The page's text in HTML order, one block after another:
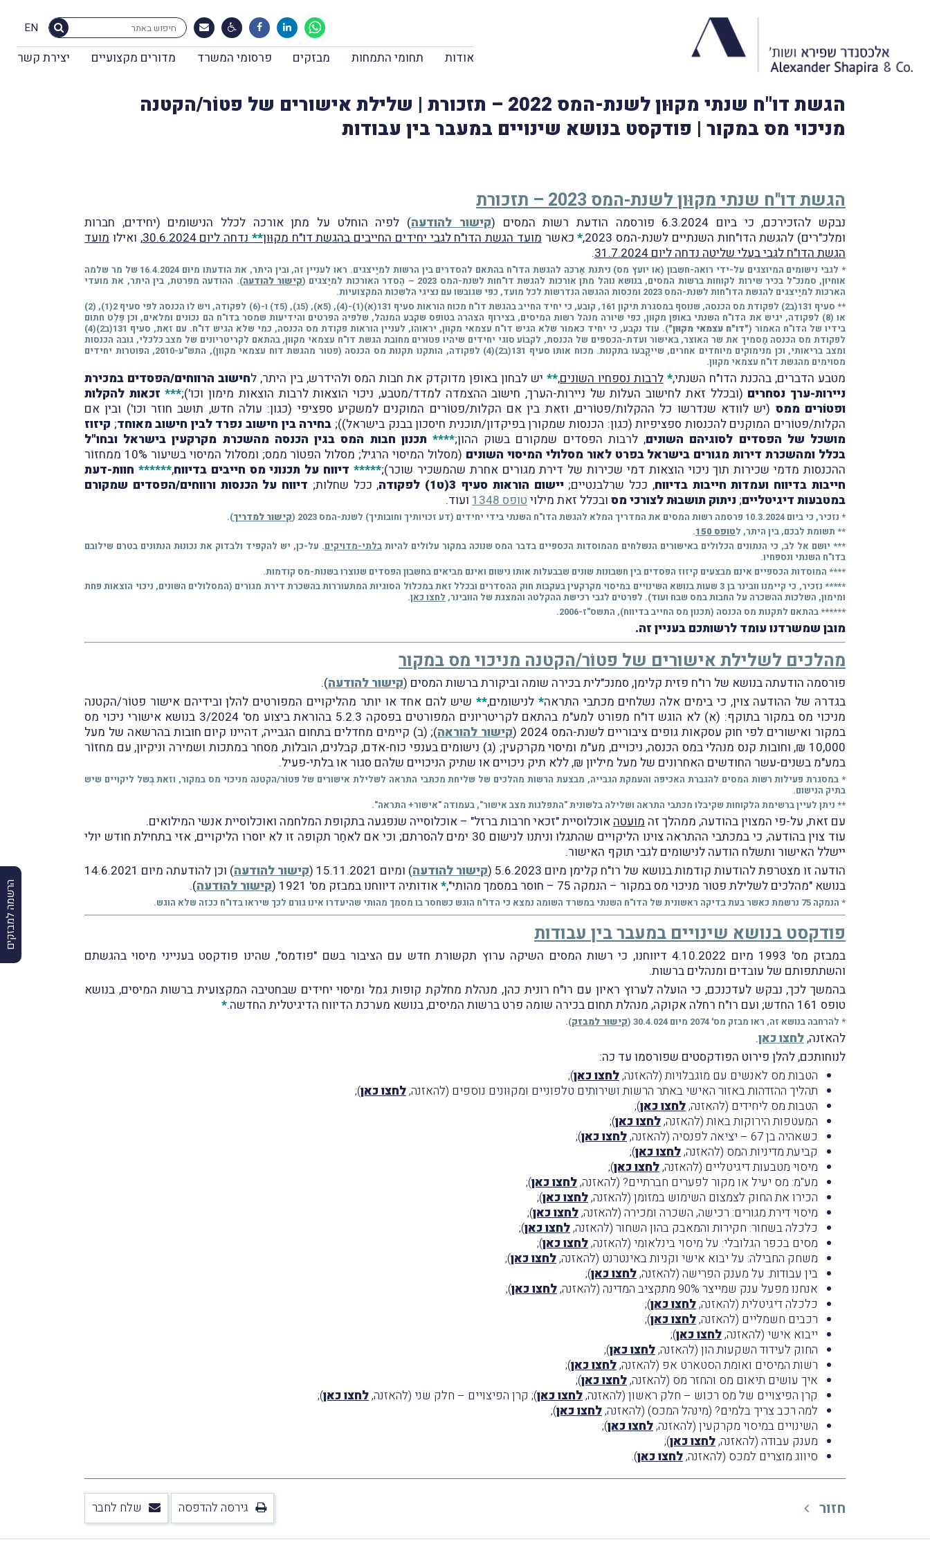
EN
אודות תחומי התמחות מבזקים פרסומי המשרד מדורים מקצועיים יצירת קשר
הרשמה למבזקים
הגשת דו"ח שנתי מקוּון לשנת-המס 2022 – תזכורת | שלילת אישורים של פטוֹר/הקטנה
מניכוי מס במקור | פודקסט בנושא שינויים במעבר בין עבודות
הגשת דו"ח שנתי מקוּון לשנת-המס 2023 – תזכורת
נבקש להזכירכם, כי ביום 6.3.2024 פורסמה הודעת רשות המסים ( קישור להודעה) לפיה הוחלט על מתן אורכה לכלל הנישומים (יחידים, חברות
ומלכ"רים) להגשת הדו"חות השנתיים לשנת-המס 2023,
*כאשר מועד הגשת הדו"ח לגבי יחידים החייבים בהגשת דו"ח מקוּון** נדחה ליום 30.6.2024 , ואילו מועד
הגשת הדו"ח לגבי בעלי שליטה נדחה ליום 31.7.2024
.
* לגבי נישומים המיוצגים על-ידי רואה-חשבון (או יועץ מס) ניתנת אַרכּה להגשת הדו"ח בהתאם להסדרים בין הרשות למיַיצגים. ראו לעניין זה, ובין היתר, את הודעתו מיום 16.4.2024 של מר שלמה
אוחיון, סמנכ"ל בכיר שירות לקוחות ברשות המסים, בנושא נוהל מתן אורכות להגשת דו"חות לשנת-המס 2023 – הֶסדר האורכות למיַצגים (
קישור להודעה). ההודעה מפרטת, בין היתר, את מועדי
הארכּות למיַיצגים להגשת הדו"חות לשנת-המס 2023 ומכסות ההגשה הנדרשות לכל מועד, כפי שגובשו עם נציגי הלשכות המקצועיות.
** סעיף 131(ב2) לפקודת מס הכנסה, שנוסף במסגרת תיקון 161, קובע, כי יחיד החייב בהגשת דו"ח מכוח הוראות סעיף 131(א)(1)-(4), (5א), (5ג), (5ד) ו-(6) לפקודה, ויש לו הכנסה לפי סעיף 2(1), (2)
או (8) לפקודה, יגיש את הדו"ח השנתי באופן מקוּון, כפי שיורה מנהל רשות המיסים, בצירוף הצהרה בטופס שקבע המנהל, שלפיה הפרטים והידיעות שמסר בדו"ח הם נכונים ומלאים, וכן פֶּלֶט חתום
בידיו של הדו"ח האמור ("דו"ח עצמאי מקוּון"). עוד נקבע, כי יחיד כאמור שלא הגיש דו"ח עצמאי מקוּון, יראוהו, לעניין הוראות פקודת מס הכנסה, כמי שלא הגיש דו"ח. עם זאת,
סעיף 131(ב2)(4)
לפקודת מס הכנסה מַסמיך את שר האוצר, באישור ועדת-הכספים של הכנסת, לקבוֹע סוגי יחידים שיהיו פטוּרים מחובת הגשת דו"ח עצמאי מקוּון, בהתאם לקריטריונים של מצב כלכלי, גובה הכנסות
ומצב בריאותי, וכן מנימוקים מיוחדים אחרים, שייקָבעו בתקנות. מכוח אותו סעיף 131(ב2)(4) לפקודה, הותקנו תקנות מס הכנסה (פטור מהגשת דוח עצמאי מקוון), התש"ע-2010, הפוטרות יחידים
מסוימים מהגשת דו"ח עצמאי מקוּון.
מטבע הדברים, בהכנת הדו"ח השנתי,* לרבות נספחיו השונים,
** יש לבחון באופן מדוקדק את חבות המס ולהידרש, בין היתר, לחישוב הרווחים/הפסדים במכירת
ניירות-ערך נסחרים (ובכלל זאת לחישוב העלות של ניירות-הערך, חישוב ההצמדה למדד/מטבע, ניכוי הוצאות לרבות הוצאות מימון וכו');*** זכאות להקלות
ופטוֹרים ממס (יש לוודא שנדרשו כל ההקלות/פטוֹרים, וזאת בין אם הקלות/פטוֹרים המוקנים למשקיע ספציפי (כגון: עולה חדש, תושב חוזר וכו') ובין אם
הקלות/פטוֹרים המוקנים להכנסות ספציפיות (כגון: הכנסות שמקורן בפיקדון/תוכנית חיסכון בבנק בישראל)); בחירה בין חישוב נפרד לבין חישוב מאוחד; קיזוז
מושכל של הפסדים לסוגיהם השונים, לרבות הפסדים שמקורם בשוק ההון;**** תכנון חבות המס בגין הכנסה מהשכרת מקרקעין בישראל ובחו"ל
בכלל ומהשכרת דירות מגורים בישראל בפרט לאור מסלולי המיסוי השונים
(מסלול המיסוי הרגיל; מסלול הפטוֹר ממס; ומסלול המיסוי בשיעור 10% ממחזוֹר
ההכנסות מדמי שכירות תוך ניכוי הוצאות דמי שכירות של דירת מגורים אחרת שהמשכיר שוכר);***** דיווח על תכנוני מס חייבים בדיווח,
****** חוות-דעת
חייבות בדיווח ועמדות חייבות בדיווח, ככל שרלבנטיים;יישום הוראות סעיף 3(ט1) לפקודה , ככל שחלות; דיווח על הכנסות ורווחים/הפסדים שמקורם
במטבעות דיגיטליים; ניתוק תושבוּת לצורכי מס ובכלל זאת מילוי טופס 1348 ועוד.
* נזכיר, כי ביום 10.3.2024 פרסמה רשות המסים את המדריך המלא להגשת הדו"ח השנתי בידי יחידים (דע זכויותיך וחובותיך) לשנת-המס 2023 ( קישור למדריך).
** תשומת לבכם, בין היתר, לטופס 150
.
*** יושם אל לב, כי הנתונים הכלולים באישורים הנשלחים מהמוסדות הכספיים בדבר המס שנוכה במקור עלולים להיותבלתי-מדויקים. על-כן, יש להקפיד ולבדוק את נכונוּת הנתונים בטרם שילובם
בדו"ח השנתי ונספחיו.
**** המוסדות הכספיים אינם מבצעים קיזוז הפסדים בין חשבונות שונים שבבעלות אותו נישום ואינם מביאים בחשבון הפסדים שנוצרו בשנות-מס קודמות.
***** נזכיר, כי קיימנו וובינר בן 3 שעות בנושא השינויים במיסוי מקרקעין בעקבות חוק ההסדרים ובכלל זאת במכלול הסוגיות המתעוררות בהשכרת דירת מגורים (המסלולים השונים, ניכוי הוצאות פחת
ומימון, השלכות ההשכרה על החבות במס שבח ועוד). לפרטים לגבי רכישת ההקלטה והמצגת של הוובינר, לחצו כאן.
****** בהתאם לתקנות מס הכנסה (תכנון מס החייב בדיווח), התשס"ז-2006.
מובן שמשרדנו עומד לרשותכם בעניין זה.
מהלכים לשלילת אישורים של פטוֹר/הקטנה מניכוי מס במקור
פורסמה הודעתה בנושא של רו"ח פזית קלימן, סמנכ"לית בכירה שומה וביקורת ברשות המסים (קישור להודעה).
בגדרהּ של ההודעה צוין, כי בימים אלה נשלחים מכתבי התראה* לנישומים,** שיש להם אחד או יותר מהליקויים המפורטים להלן ובידיהם אישור פטוֹר/הקטנה
מניכוי מס במקור בתוקף: (א) לא הוגש דו"ח מפורט למע"מ בהתאם לקריטריונים המפורטים בפסקה 5.2.3 בהוראת ביצוע מס' 3/2024 בנושא אישורי ניכוי מס
במקור ואישורים לפי חוק עסקאות גופים ציבוריים לשנת-המס 2024 (
קישור להוראה); (ב) קיימים מחדלים בתחום הגבייה, דהיינו קיום חובות בהרשאה של מעל
10,000 ₪, וחובות קנס מנהלי במס הכנסה, ניכויים, מע"מ ומיסוי מקרקעין; (ג) נישומים בענפי כוח-אדם, קבלנים, הובלות, מסחר במתכות ושמירה וניקיון, עם מחזוֹר
במע"מ בשנים-עשר החודשים האחרונים של מעל מיליון ₪, ללא תיק ניכויים או שתיק הניכויים שלהם סגור או בלתי-פעיל.
* במסגרת פעילות רשות המסים להגברת האכיפה והעמקת הגבייה, מבצעת הרשות מהלכים של שליחת מכתבי התראה לשלילת אישורים של פטוֹר/הקטנה מניכוי מס במקור, וזאת בְּשל ליקויים שיש
בתיק הנישום.
** ניתן לעיין ברשימת הלקוחות שקיבלו מכתבי התראה ושלילה בלשונית "התפלגות מצב אישור", בעמודה "אישור+ התראה".
עם זאת, על-פי המצוין בהודעה, ממהלך זה מועטהאוכלוסיית "זכאי חרבות ברזל" – אוכלוסייה שנפגעה בתקופת המלחמה ואוכלוסיית אנשי המילואים.
עוד צוין בהודעה, כי במכתבי ההתראה צוינו הליקויים שהתגלו וניתנו לנישום 30 ימים להסרתם; וכי אם לאחַר תקופה זו לא יוסרו הליקויים, אזי בתחילת חודש יולי
יישלל האישור ותשלח הודעה לנישומים לגבי תוקף האישור.
הודעה זו מצטרפת להודעות קודמות בנושא של רו"ח קלימן מיום 5.6.2023 (
קישור להודעה) ומיום 15.11.2021 ( קישור להודעה
) וכן להודעתה מיום 14.6.2021
בנושא "מהלכים לשלילת פטור מניכוי מס במקור – הנמקה 75 – חוסר במסמך מהותי",
*אודותיה דיווחנו במבזק מס' 1921 ( קישור להודעה).
* הנמקה 75 נרשמת כאשר בעת בדיקה ראשונית של הדו"ח השנתי במשרד השומה נמצא כי הדו"ח הוגש כשחסר בו מסמך מהותי שהיעדרו אינו גורם לכך שיראו בדו"ח ככזה שלא הוגש.
פודקסט בנושא שינויים במעבר בין עבודות
במבזק מס' 1993 מיום 4.10.2022 דיווחנו, כי רשות המסים השיקה ערוץ תקשורת חדש עם הציבור בשם "פודמס", שהינו פודקסט בענייני מיסוי בהגשתם
והשתתפותם של עובדים ומנהלים ברשות.
בהמשך לכך, נבקש לעדכנכם, כי הועלה לערוץ ראיון עם רו"ח רונית כהן, מנהלת מחלקת קופות גמל ומיסוי יחידים שבחטיבה המקצועית ברשות המיסים, בנושא
טופס 161 החדש; ועם רו"ח רחלה אקוקה, מנהלת תחום בכירה שומה פרט ברשות המיסים, בנושא מערכת הדיווח הדיגיטלית החדשה.
*
* להרחבה בנושא זה, ראו מבזק מס' 2074 מיום 30.4.024 ( קישור למבזק).
להאזנה,לחצו כאן.
לנוחותכם, להלן פירוט הפודקסטים שפורסמו עד כה:
הטבות מס לאנשים עם מוגבלויות (להאזנה,לחצו כאן);
תהליך ההזדהות באזור האישי באתר הרשות ושירותים טלפוניים ומקוּונים נוספים (להאזנה,לחצו כאן);
הטבות מס ליחידים (להאזנה,לחצו כאן);
המעטפות הירוקות באות (להאזנה,לחצו כאן);
כשאהיה בן 67 – יציאה לפנסיה (להאזנה,
לחצו כאן);
קביעת מדיניות המס (להאזנה,לחצו כאן);
מיסוי מטבעות דיגיטליים (להאזנה,לחצו כאן);
מע"מ: מס יעיל או מקור לפערים חברתיים? (להאזנה,לחצו כאן);
הכירו את החוק לצמצום השימוש במזומן (להאזנה,לחצו כאן);
מיסוי דירת מגורים: רכישה, השכרה ומכירה (להאזנה,לחצו כאן);
כלכלה בשחור: חקירות והמאבק בהון השחור (להאזנה,לחצו כאן);
מסים בכפר הגלובלי: על מיסוי בינלאומי (להאזנה,לחצו כאן);
משחק החבילה: על יבוא אישי וקניות באינטרנט (להאזנה,לחצו כאן);
בין עבודות: על מענק הפרישה (להאזנה,לחצו כאן);
אנחנו מפעל ענק שמייצר 90% מתקציב המדינה (להאזנה,
לחצו כאן);
כלכלה דיגיטלית (להאזנה,לחצו כאן);
רכבים חשמליים (להאזנה,לחצו כאן);
ייבוא אישי (להאזנה,לחצו כאן);
החוק לעידוד השקעות הון (להאזנה,לחצו כאן);
רשות המיסים ואומת הסטארט אפ (להאזנה,לחצו כאן);
איך עושים תיאום מס והחזר מס (להאזנה,לחצו כאן);
קרן הפיצויים של מס רכוש – חלק ראשון (להאזנה,לחצו כאן); קרן הפיצויים – חלק שני (להאזנה,לחצו כאן);
למה רכב צריך בלמים? (מינהל המכס) (להאזנה,לחצו כאן);
השינויים במיסוי מקרקעין (להאזנה,לחצו כאן);
מענק עבודה (להאזנה,לחצו כאן);
סיווג מוצרים למכס (להאזנה,לחצו כאן).
חזור גירסה להדפסה שלח לחבר